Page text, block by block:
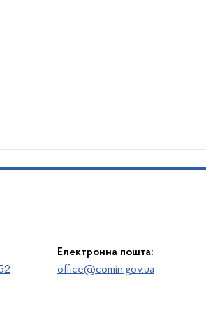
Електронна пошта:
office@comin.gov.ua